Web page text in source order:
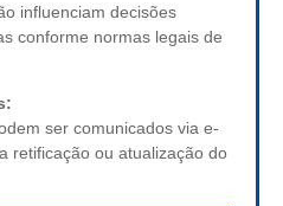
influenciam decisões
conforme normas legais de
ser comunicados via e-
retificação ou atualização do